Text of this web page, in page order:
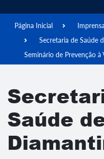
Página Inicial Imprensa
Secretaria de Saúde
Seminário de Prevenção
Saúde